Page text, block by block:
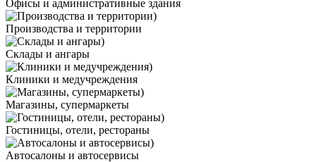
Офисы и административные здания
Производства и территории
Склады и ангары
Клиники и медучреждения
Магазины, супермаркеты
Гостиницы, отели, рестораны
Автосалоны и автосервисы